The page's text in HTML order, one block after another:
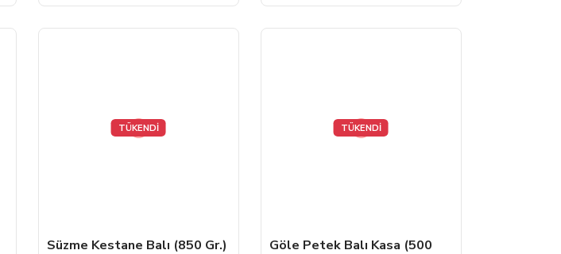
TÜKENDİ
Süzme Kestane Balı (850 Gr.)
TÜKENDİ
Göle Petek Balı Kasa (500